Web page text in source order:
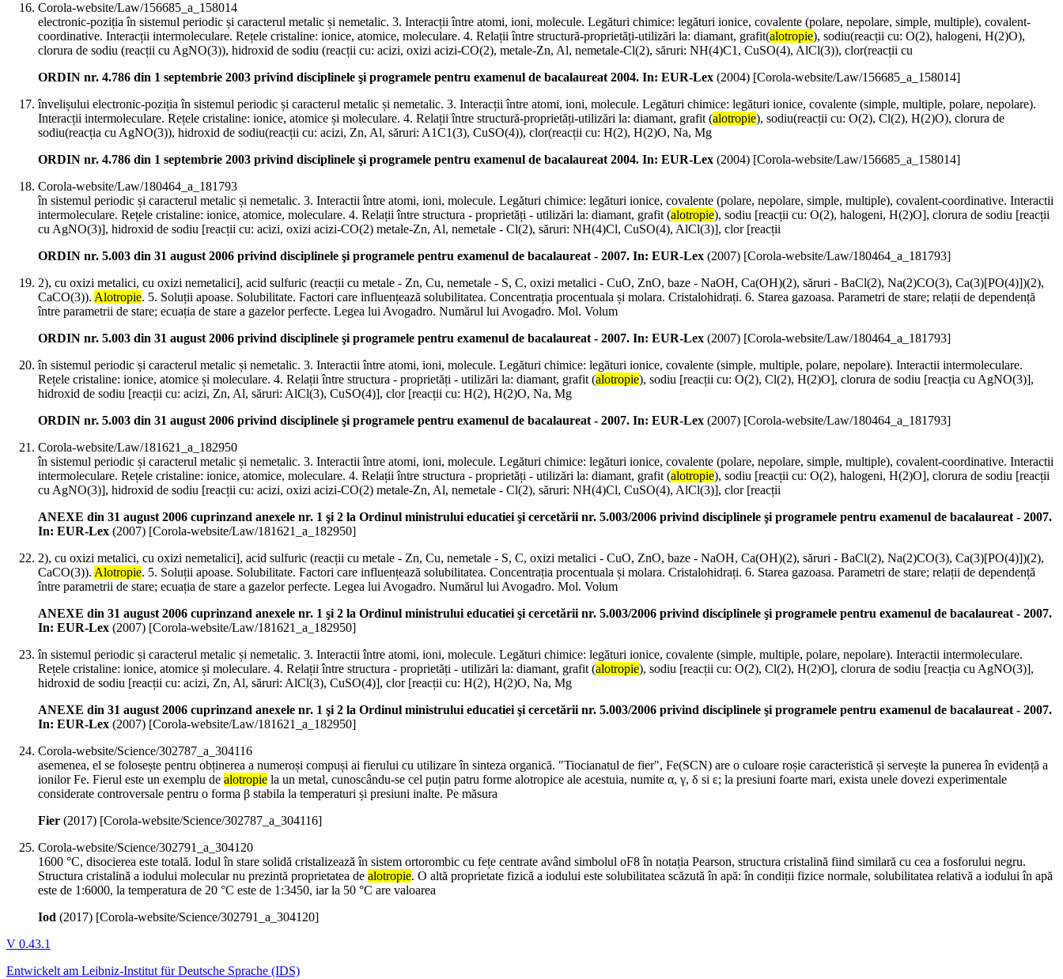
Corola-website/Law/156685_a_158014
electronic-poziția în sistemul periodic și caracterul metalic și nemetalic. 3. Interacții între atomi, ioni, molecule. Legături chimice: legături ionice, covalente (polare, nepolare, simple, multiple), covalent-
coordinative. Interacții intermoleculare. Rețele cristaline: ionice, atomice, moleculare. 4. Relații între structură-proprietăți-utilizări la: diamant, grafit(alotropie), sodiu(reacții cu: O(2), halogeni, H(2)O),
clorura de sodiu (reacții cu AgNO(3)), hidroxid de sodiu (reacții cu: acizi, oxizi acizi-CO(2), metale-Zn, Al, nemetale-Cl(2), săruri: NH(4)C1, CuSO(4), AlCl(3)), clor(reacții cu
ORDIN nr. 4.786 din 1 septembrie 2003 privind disciplinele şi programele pentru examenul de bacalaureat 2004. In: EUR-Lex (2004) [Corola-website/Law/156685_a_158014]
învelișului electronic-poziția în sistemul periodic și caracterul metalic și nemetalic. 3. Interacții între atomi, ioni, molecule. Legături chimice: legături ionice, covalente (simple, multiple, polare, nepolare).
Interacții intermoleculare. Rețele cristaline: ionice, atomice și moleculare. 4. Relații între structură-proprietăți-utilizări la: diamant, grafit (alotropie), sodiu(reacții cu: O(2), Cl(2), H(2)O), clorura de
sodiu(reacția cu AgNO(3)), hidroxid de sodiu(reacții cu: acizi, Zn, Al, săruri: A1C1(3), CuSO(4)), clor(reacții cu: H(2), H(2)O, Na, Mg
ORDIN nr. 4.786 din 1 septembrie 2003 privind disciplinele şi programele pentru examenul de bacalaureat 2004. In: EUR-Lex (2004) [Corola-website/Law/156685_a_158014]
Corola-website/Law/180464_a_181793
în sistemul periodic și caracterul metalic și nemetalic. 3. Interactii între atomi, ioni, molecule. Legături chimice: legături ionice, covalente (polare, nepolare, simple, multiple), covalent-coordinative. Interactii
intermoleculare. Rețele cristaline: ionice, atomice, moleculare. 4. Relații între structura - proprietăți - utilizări la: diamant, grafit (alotropie), sodiu [reacții cu: O(2), halogeni, H(2)O], clorura de sodiu [reacții
cu AgNO(3)], hidroxid de sodiu [reacții cu: acizi, oxizi acizi-CO(2) metale-Zn, Al, nemetale - Cl(2), săruri: NH(4)Cl, CuSO(4), AlCl(3)], clor [reacții
ORDIN nr. 5.003 din 31 august 2006 privind disciplinele şi programele pentru examenul de bacalaureat - 2007. In: EUR-Lex (2007) [Corola-website/Law/180464_a_181793]
2), cu oxizi metalici, cu oxizi nemetalici], acid sulfuric (reacții cu metale - Zn, Cu, nemetale - S, C, oxizi metalici - CuO, ZnO, baze - NaOH, Ca(OH)(2), săruri - BaCl(2), Na(2)CO(3), Ca(3)[PO(4)])(2),
CaCO(3)). Alotropie. 5. Soluții apoase. Solubilitate. Factori care influențează solubilitatea. Concentrația procentuala și molara. Cristalohidrați. 6. Starea gazoasa. Parametri de stare; relații de dependență
între parametrii de stare; ecuația de stare a gazelor perfecte. Legea lui Avogadro. Numărul lui Avogadro. Mol. Volum
ORDIN nr. 5.003 din 31 august 2006 privind disciplinele şi programele pentru examenul de bacalaureat - 2007. In: EUR-Lex (2007) [Corola-website/Law/180464_a_181793]
în sistemul periodic și caracterul metalic și nemetalic. 3. Interactii între atomi, ioni, molecule. Legături chimice: legături ionice, covalente (simple, multiple, polare, nepolare). Interactii intermoleculare.
Rețele cristaline: ionice, atomice și moleculare. 4. Relații între structura - proprietăți - utilizări la: diamant, grafit (alotropie), sodiu [reacții cu: O(2), Cl(2), H(2)O], clorura de sodiu [reacția cu AgNO(3)],
hidroxid de sodiu [reacții cu: acizi, Zn, Al, săruri: AlCl(3), CuSO(4)], clor [reacții cu: H(2), H(2)O, Na, Mg
ORDIN nr. 5.003 din 31 august 2006 privind disciplinele şi programele pentru examenul de bacalaureat - 2007. In: EUR-Lex (2007) [Corola-website/Law/180464_a_181793]
Corola-website/Law/181621_a_182950
în sistemul periodic și caracterul metalic și nemetalic. 3. Interactii între atomi, ioni, molecule. Legături chimice: legături ionice, covalente (polare, nepolare, simple, multiple), covalent-coordinative. Interactii
intermoleculare. Rețele cristaline: ionice, atomice, moleculare. 4. Relații între structura - proprietăți - utilizări la: diamant, grafit (alotropie), sodiu [reacții cu: O(2), halogeni, H(2)O], clorura de sodiu [reacții
cu AgNO(3)], hidroxid de sodiu [reacții cu: acizi, oxizi acizi-CO(2) metale-Zn, Al, nemetale - Cl(2), săruri: NH(4)Cl, CuSO(4), AlCl(3)], clor [reacții
ANEXE din 31 august 2006 cuprinzand anexele nr. 1 şi 2 la Ordinul ministrului educatiei şi cercetării nr. 5.003/2006 privind disciplinele şi programele pentru examenul de bacalaureat - 2007.
In: EUR-Lex (2007) [Corola-website/Law/181621_a_182950]
2), cu oxizi metalici, cu oxizi nemetalici], acid sulfuric (reacții cu metale - Zn, Cu, nemetale - S, C, oxizi metalici - CuO, ZnO, baze - NaOH, Ca(OH)(2), săruri - BaCl(2), Na(2)CO(3), Ca(3)[PO(4)])(2),
CaCO(3)). Alotropie. 5. Soluții apoase. Solubilitate. Factori care influențează solubilitatea. Concentrația procentuala și molara. Cristalohidrați. 6. Starea gazoasa. Parametri de stare; relații de dependență
între parametrii de stare; ecuația de stare a gazelor perfecte. Legea lui Avogadro. Numărul lui Avogadro. Mol. Volum
ANEXE din 31 august 2006 cuprinzand anexele nr. 1 şi 2 la Ordinul ministrului educatiei şi cercetării nr. 5.003/2006 privind disciplinele şi programele pentru examenul de bacalaureat - 2007.
In: EUR-Lex (2007) [Corola-website/Law/181621_a_182950]
în sistemul periodic și caracterul metalic și nemetalic. 3. Interactii între atomi, ioni, molecule. Legături chimice: legături ionice, covalente (simple, multiple, polare, nepolare). Interactii intermoleculare.
Rețele cristaline: ionice, atomice și moleculare. 4. Relații între structura - proprietăți - utilizări la: diamant, grafit (alotropie), sodiu [reacții cu: O(2), Cl(2), H(2)O], clorura de sodiu [reacția cu AgNO(3)],
hidroxid de sodiu [reacții cu: acizi, Zn, Al, săruri: AlCl(3), CuSO(4)], clor [reacții cu: H(2), H(2)O, Na, Mg
ANEXE din 31 august 2006 cuprinzand anexele nr. 1 şi 2 la Ordinul ministrului educatiei şi cercetării nr. 5.003/2006 privind disciplinele şi programele pentru examenul de bacalaureat - 2007.
In: EUR-Lex (2007) [Corola-website/Law/181621_a_182950]
Corola-website/Science/302787_a_304116
asemenea, el se folosește pentru obținerea a numeroși compuși ai fierului cu utilizare în sinteza organică. "Tiocianatul de fier", Fe(SCN) are o culoare roșie caracteristică și servește la punerea în evidență a
ionilor Fe. Fierul este un exemplu de alotropie la un metal, cunoscându-se cel puțin patru forme alotropice ale acestuia, numite α, γ, δ si ε; la presiuni foarte mari, exista unele dovezi experimentale
considerate controversale pentru o forma β stabila la temperaturi și presiuni inalte. Pe măsura
Fier (2017) [Corola-website/Science/302787_a_304116]
Corola-website/Science/302791_a_304120
1600 °C, disocierea este totală. Iodul în stare solidă cristalizează în sistem ortorombic cu fețe centrate având simbolul oF8 în notația Pearson, structura cristalină fiind similară cu cea a fosforului negru.
Structura cristalină a iodului molecular nu prezintă proprietatea de alotropie. O altă proprietate fizică a iodului este solubilitatea scăzută în apă: în condiții fizice normale, solubilitatea relativă a iodului în apă
este de 1:6000, la temperatura de 20 °C este de 1:3450, iar la 50 °C are valoarea
Iod (2017) [Corola-website/Science/302791_a_304120]
V 0.43.1
Entwickelt am Leibniz-Institut für Deutsche Sprache (IDS)